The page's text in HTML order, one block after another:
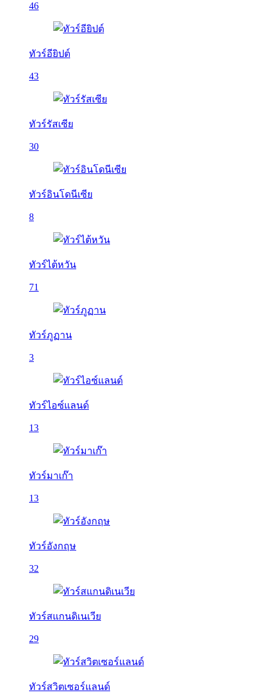
46
ทัวร์อียิปต์
43
ทัวร์รัสเซีย
30
ทัวร์อินโดนีเซีย
8
ทัวร์ไต้หวัน
71
ทัวร์ภูฏาน
3
ทัวร์ไอซ์แลนด์
13
ทัวร์มาเก๊า
13
ทัวร์อังกฤษ
32
ทัวร์สแกนดิเนเวีย
29
ทัวร์สวิตเซอร์แลนด์